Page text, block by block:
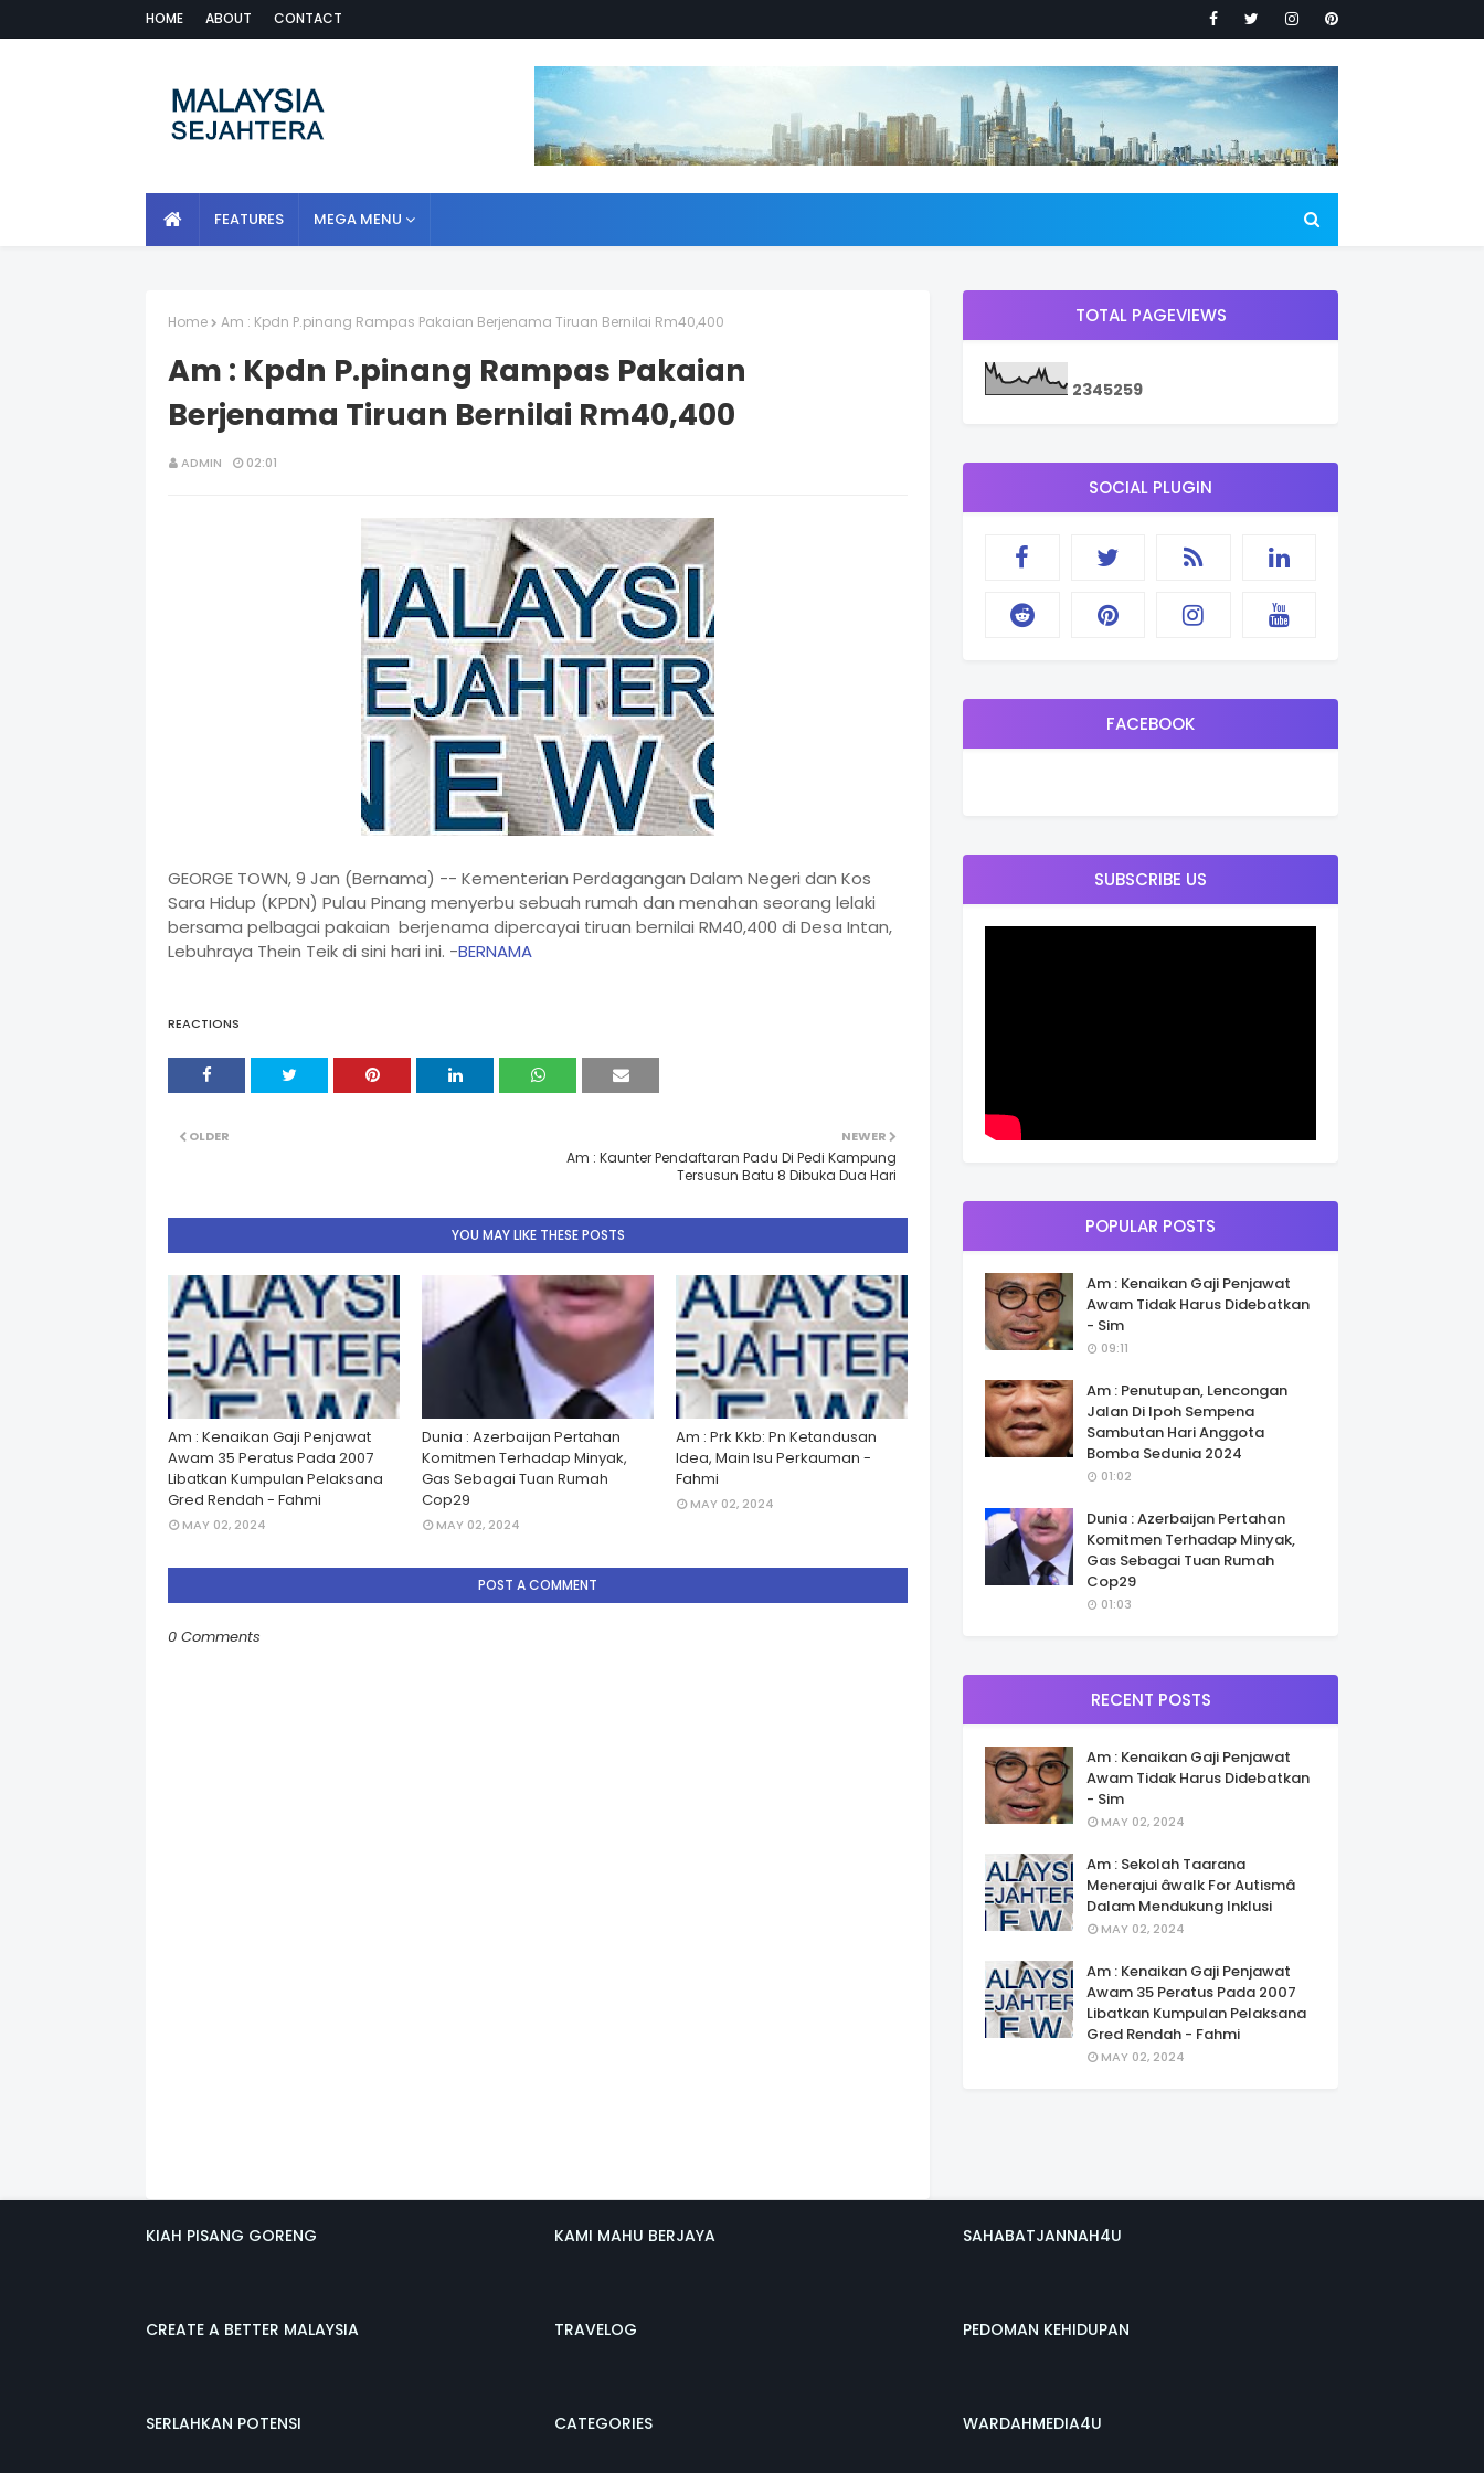
HOME ABOUT CONTACT
FEATURES MEGA MENU
Home Am : Kpdn P.pinang Rampas Pakaian Berjenama Tiruan Bernilai Rm40,400
Am : Kpdn P.pinang Rampas Pakaian
Berjenama Tiruan Bernilai Rm40,400
ADMIN 02:01
GEORGE TOWN, 9 Jan (Bernama) -- Kementerian Perdagangan Dalam Negeri dan Kos
Sara Hidup (KPDN) Pulau Pinang menyerbu sebuah rumah dan menahan seorang lelaki
bersama pelbagai pakaian berjenama dipercayai tiruan bernilai RM40,400 di Desa Intan,
Lebuhraya Thein Teik di sini hari ini. -BERNAMA
REACTIONS
NEWER
Am : Kaunter Pendaftaran Padu Di Pedi Kampung
Tersusun Batu 8 Dibuka Dua Hari
OLDER
YOU MAY LIKE THESE POSTS
Am : Kenaikan Gaji Penjawat
Awam 35 Peratus Pada 2007
Libatkan Kumpulan Pelaksana
Gred Rendah - Fahmi
MAY 02, 2024
Dunia : Azerbaijan Pertahan
Komitmen Terhadap Minyak,
Gas Sebagai Tuan Rumah
Cop29
MAY 02, 2024
Am : Prk Kkb: Pn Ketandusan
Idea, Main Isu Perkauman -
Fahmi
MAY 02, 2024
POST A COMMENT
0 Comments
TOTAL PAGEVIEWS
2345259
SOCIAL PLUGIN
FACEBOOK
SUBSCRIBE US
POPULAR POSTS
Am : Kenaikan Gaji Penjawat
Awam Tidak Harus Didebatkan
- Sim
09:11
Am : Penutupan, Lencongan
Jalan Di Ipoh Sempena
Sambutan Hari Anggota
Bomba Sedunia 2024
01:02
Dunia : Azerbaijan Pertahan
Komitmen Terhadap Minyak,
Gas Sebagai Tuan Rumah
Cop29
01:03
RECENT POSTS
Am : Kenaikan Gaji Penjawat
Awam Tidak Harus Didebatkan
- Sim
MAY 02, 2024
Am : Sekolah Taarana
Menerajui âwalk For Autismâ
Dalam Mendukung Inklusi
MAY 02, 2024
Am : Kenaikan Gaji Penjawat
Awam 35 Peratus Pada 2007
Libatkan Kumpulan Pelaksana
Gred Rendah - Fahmi
MAY 02, 2024
KIAH PISANG GORENG
CREATE A BETTER MALAYSIA
SERLAHKAN POTENSI
KAMI MAHU BERJAYA
TRAVELOG
CATEGORIES
SAHABATJANNAH4U
PEDOMAN KEHIDUPAN
WARDAHMEDIA4U